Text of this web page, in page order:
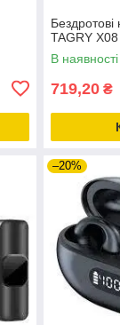
TAGRY X08
В наявності
719,20 ₴
–20%